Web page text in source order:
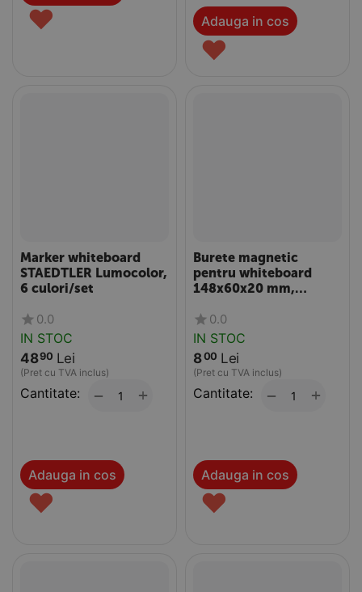
♥ Adauga in cos
♥
Marker whiteboard
STAEDTLER Lumocolor,
6 culori/set
0.0
IN STOC
4890 Lei
(Pret cu TVA inclus)
Cantitate: +
−
Adauga in cos
♥
Burete magnetic
pentru whiteboard
148x60x20 mm,
0.0
IN STOC
800 Lei
(Pret cu TVA inclus)
Cantitate: +
−
Adauga in cos
♥